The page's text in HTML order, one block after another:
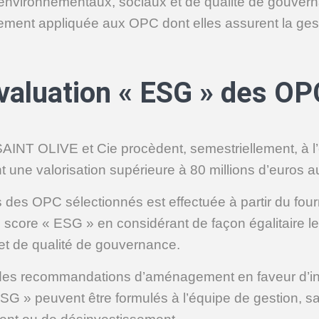
appliquée aux OPC dont elles assurent la
« ESG » des
OLIVE et Cie procèdent, semestriellement, à
une valorisation supérieure à 80 millions d’euros
des OPC sélectionnés est effectuée à partir du
« ESG » en considérant de façon égalitaire
de qualité de gouvernance.
recommandations d’aménagement en faveur
» peuvent être formulés à l’équipe de gestion,